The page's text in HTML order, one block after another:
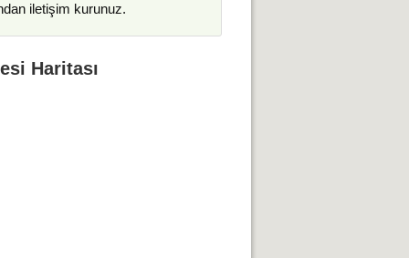
iletişim kurunuz.
Haritası